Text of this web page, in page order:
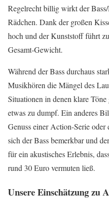
Regelrecht billig wirkt der
Rädchen. Dank der großen
hoch und der Kunststoff führt
Gesamt-Gewicht.
Während der Bass durchaus
Musikhören die Mängel des
Situationen in denen klare
etwas zu dumpf. Ein anderes
Genuss einer Action-Serie
sich der Bass bemerkbar und
für ein akustisches Erlebnis,
rund 30 Euro vermuten ließ.
Unsere Einschätzung zu